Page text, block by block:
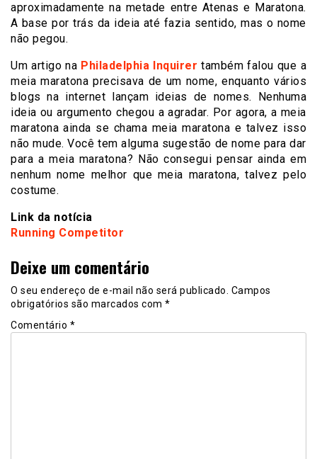
aproximadamente na metade entre Atenas e Maratona.
A base por trás da ideia até fazia sentido, mas o nome
não pegou.
Um artigo na Philadelphia Inquirer também falou que a
meia maratona precisava de um nome, enquanto vários
blogs na internet lançam ideias de nomes. Nenhuma
ideia ou argumento chegou a agradar. Por agora, a meia
maratona ainda se chama meia maratona e talvez isso
não mude. Você tem alguma sugestão de nome para dar
para a meia maratona? Não consegui pensar ainda em
nenhum nome melhor que meia maratona, talvez pelo
costume.
Link da notícia
Running Competitor
Deixe um comentário
O seu endereço de e-mail não será publicado. Campos
obrigatórios são marcados com *
Comentário *